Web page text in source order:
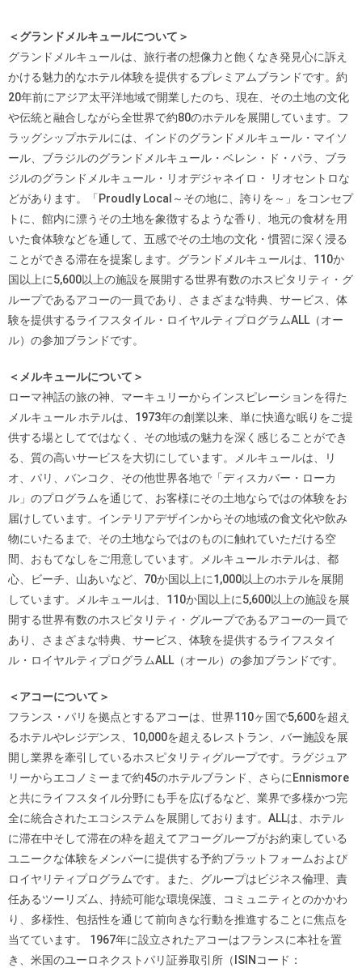
＜グランドメルキュールについて＞
グランドメルキュールは、旅行者の想像力と飽くなき発見心に訴え
かける魅力的なホテル体験を提供するプレミアムブランドです。約
20年前にアジア太平洋地域で開業したのち、現在、その土地の文化
や伝統と融合しながら全世界で約80のホテルを展開しています。フ
ラッグシップホテルには、インドのグランドメルキュール・マイソ
ール、ブラジルのグランドメルキュール・ベレン・ド・パラ、ブラ
ジルのグランドメルキュール・リオデジャネイロ・ リオセントロな
どがあります。「Proudly Local～その地に、誇りを～」をコンセプ
トに、館内に漂うその土地を象徴するような香り、地元の食材を用
いた食体験などを通して、五感でその土地の文化・慣習に深く浸る
ことができる滞在を提案します。グランドメルキュールは、110か
国以上に5,600以上の施設を展開する世界有数のホスピタリティ・グ
ループであるアコーの一員であり、さまざまな特典、サービス、体
験を提供するライフスタイル・ロイヤルティプログラムALL（オー
ル）の参加ブランドです。
＜メルキュールについて＞
ローマ神話の旅の神、マーキュリーからインスピレーションを得た
メルキュール ホテルは、1973年の創業以来、単に快適な眠りをご提
供する場としてではなく、その地域の魅力を深く感じることができ
る、質の高いサービスを大切にしています。メルキュールは、リ
オ、パリ、バンコク、その他世界各地で「ディスカバー・ローカ
ル」のプログラムを通じて、お客様にその土地ならではの体験をお
届けしています。インテリアデザインからその地域の食文化や飲み
物にいたるまで、その土地ならではのものに触れていただける空
間、おもてなしをご用意しています。メルキュール ホテルは、都
心、ビーチ、山あいなど、70か国以上に1,000以上のホテルを展開
しています。メルキュールは、110か国以上に5,600以上の施設を展
開する世界有数のホスピタリティ・グループであるアコーの一員で
あり、さまざまな特典、サービス、体験を提供するライフスタイ
ル・ロイヤルティプログラムALL（オール）の参加ブランドです。
＜アコーについて＞
フランス・パリを拠点とするアコーは、世界110ヶ国で5,600を超え
るホテルやレジデンス、10,000を超えるレストラン、バー施設を展
開し業界を牽引しているホスピタリティグループです。ラグジュア
リーからエコノミーまで約45のホテルブランド、さらにEnnismore
と共にライフスタイル分野にも手を広げるなど、業界で多様かつ完
全に統合されたエコシステムを展開しております。ALLは、ホテル
に滞在中そして滞在の枠を超えてアコーグループがお約束している
ユニークな体験をメンバーに提供する予約プラットフォームおよび
ロイヤリティプログラムです。また、グループはビジネス倫理、責
任あるツーリズム、持続可能な環境保護、コミュニティとのかかわ
り、多様性、包括性を通じて前向きな行動を推進することに焦点を
当てています。 1967年に設立されたアコーはフランスに本社を置
き、米国のユーロネクストパリ証券取引所（ISINコード：